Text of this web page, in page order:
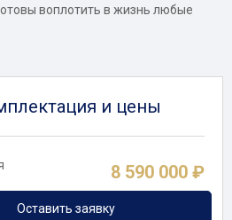
воплотить в жизнь любые
и цены
8 590 000 ₽
Оставить заявку